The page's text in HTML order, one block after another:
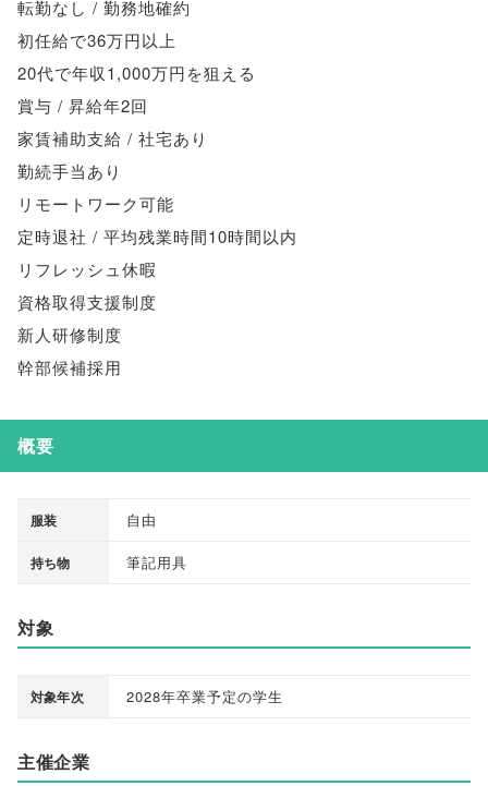
転勤なし / 勤務地確約
初任給で36万円以上
20代で年収1,000万円を狙える
賞与 / 昇給年2回
家賃補助支給 / 社宅あり
勤続手当あり
リモートワーク可能
定時退社 / 平均残業時間10時間以内
リフレッシュ休暇
資格取得支援制度
新人研修制度
幹部候補採用
概要
服装 自由
持ち物 筆記用具
対象
対象年次 2028年卒業予定の学生
主催企業